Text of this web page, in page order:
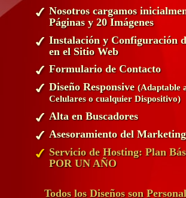
Nosotros cargamos
Páginas y 20 Imágenes
Instalación y Configuración
en el Sitio Web
Formulario de Contacto
Diseño Responsive(Adaptable
Celulares o cualquier Dispositivo)
Alta en Buscadores
Asesoramiento del
Servicio de Hosting: Plan
POR UN AÑO
Todos los Diseños son